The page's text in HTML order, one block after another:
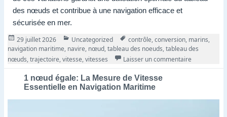
des nœuds et contribue à une navigation efficace et
sécurisée en mer.
Publié
le
29 juillet 2026 Catégories
Uncategorized Tags
contrôle,conversion, marins,
navigation maritime, navire, nœud,tableau des noeuds,tableau des
nœuds,trajectoire,vitesse,vitesses Laisser un commentaire
1 nœud égale: La Mesure de Vitesse
Essentielle en Navigation Maritime